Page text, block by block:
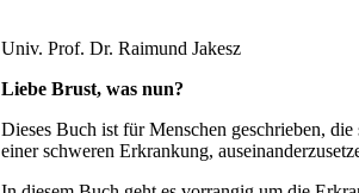
Univ. Prof. Dr. Raimund Jakesz
Liebe Brust, was nun?
Dieses Buch ist für Menschen geschrieben,
einer schweren Erkrankung,